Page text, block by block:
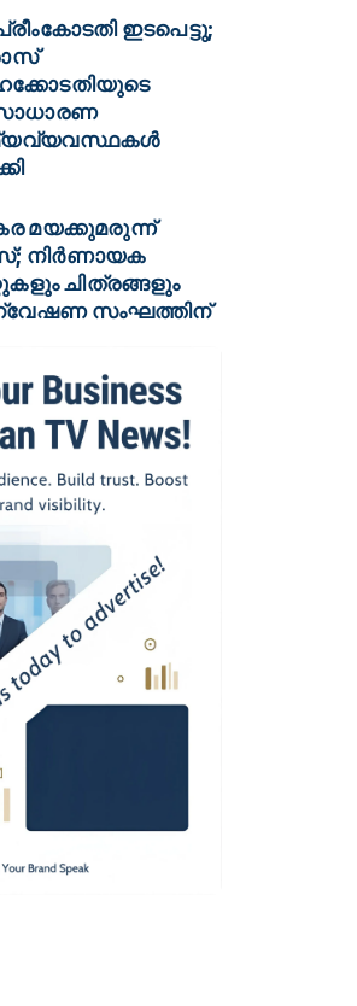
ഇടപെട്ടു;
മയക്കുമരുന്ന്
നിർണായക
ചിത്രങ്ങളും
സംഘത്തിന്